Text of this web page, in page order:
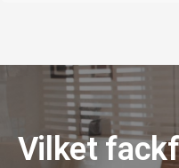
Vilket